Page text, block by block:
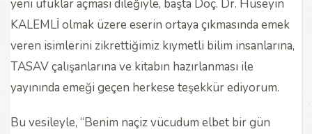
yeni ufuklar açması dileğiyle, başta Doç. Dr. Hüseyin
KALEMLİ olmak üzere eserin ortaya çıkmasında emek
veren isimlerini zikrettiğimiz kıymetli bilim insanlarına,
TASAV çalışanlarına ve kitabın hazırlanması ile
yayınında emeği geçen herkese teşekkür ediyorum.
Bu vesileyle, “Benim naçiz vücudum elbet bir gün